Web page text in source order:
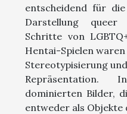
entscheidend für
Darstellung
Schritte von
Hentai-Spielen
Stereotypisierung
Repräsentation.
dominierten Bilder,
entweder als Objekte